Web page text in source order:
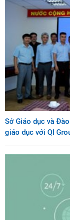
Sở Giáo dục và
giáo dục với QI